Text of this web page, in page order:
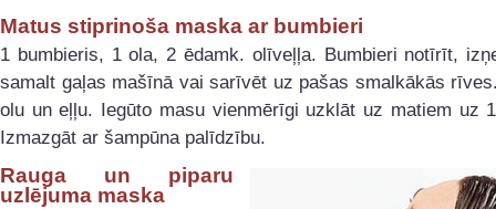
Matus stiprinoša maska ar bumbieri
1 bumbieris, 1 ola, 2 ēdamk. olīveļļa. Bumbieri notīrīt,
samalt gaļas mašīnā vai sarīvēt uz pašas smalkākās
olu un eļļu. Iegūto masu vienmērīgi uzklāt uz matiem uz
Izmazgāt ar šampūna palīdzību.
Rauga un piparu
uzlējuma maska